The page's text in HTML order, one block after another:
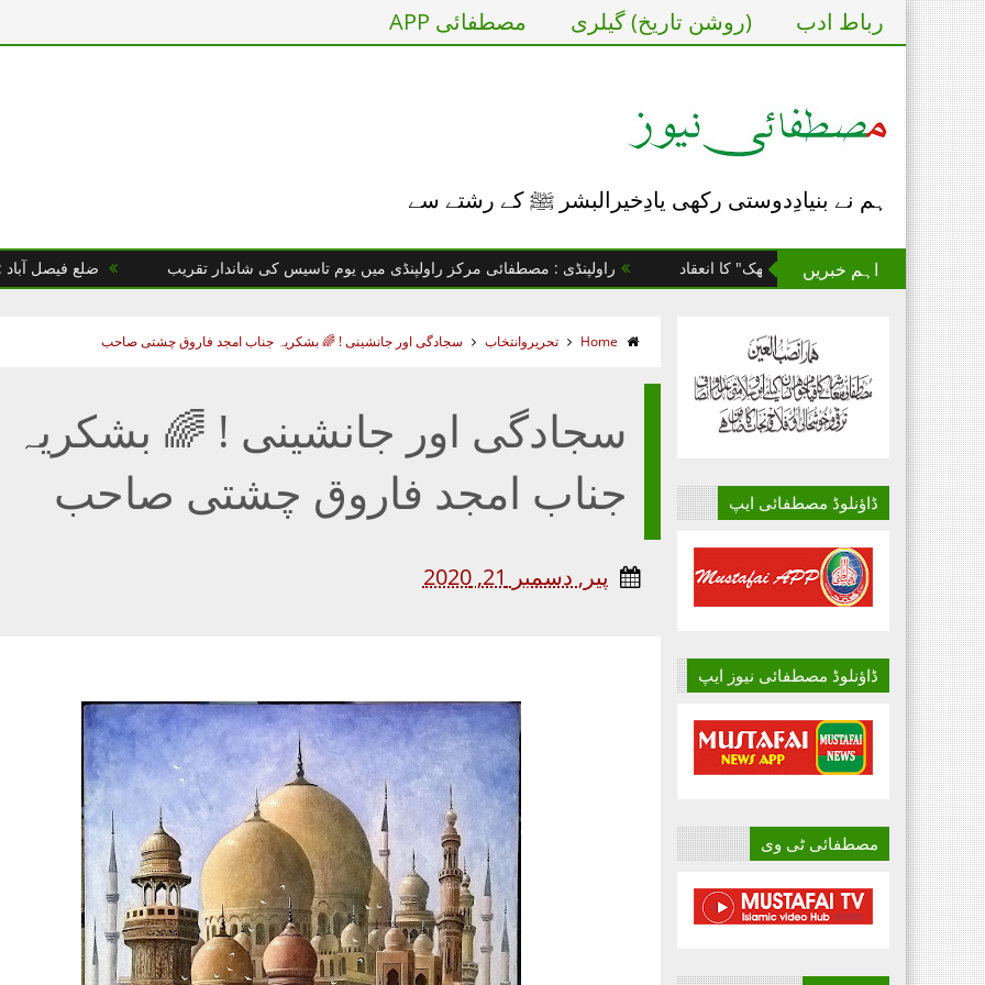
رباط ادب (روشن تاریخ) گیلری مصطفائی APP
ہم نے بنیادِدوستی رکھی یادِخیرالبشر ﷺ کے رشتے سے
اہم خبریں
پر "مصطفائی بیٹھک" کا انعقاد راولپنڈی : مصطفائی مرکز راولپنڈی میں یوم تاسیس کی شاندار تقریب ضلع فیصل آباد : یوم
ڈاؤنلوڈ مصطفائی ایپ
ڈاؤنلوڈ مصطفائی نیوز ایپ
مصطفائی ٹی وی
Home تحریروانتخاب سجادگی اور جانشینی ! 🌈 بشکریہ جناب امجد فاروق چشتی صاحب
سجادگی اور جانشینی ! 🌈 بشکریہ
جناب امجد فاروق چشتی صاحب
پیر, دسمبر 21, 2020